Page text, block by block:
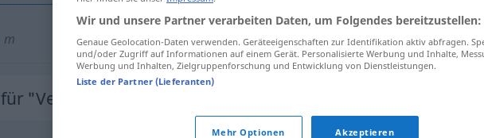
m Verehelichung VERW
"Verehelichung"
Wir und unsere Partner verarbeiten Daten, um Folgendes bereitzustellen:
Genaue Geolocation-Daten verwenden. Geräteeigenschaften zur Identifikation aktiv abfragen.
und/oder Zugriff auf Informationen auf einem Gerät. Personalisierte Werbung und Inhalte,
Werbung und Inhalten, Zielgruppenforschung und Entwicklung von Dienstleistungen.
Liste der Partner (Lieferanten)
Mehr Optionen Akzeptieren